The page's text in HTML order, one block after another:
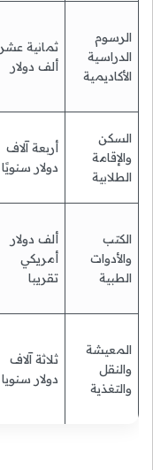
الرسوم
الدراسية
الأكاديمية
ثمانية عشر
ألف دولار
السكن
والإقامة
الطلابية
أربعة آلاف
دولار سنويًا
الكتب
والأدوات
الطبية
ألف دولار
أمريكي
تقريبا
المعيشة
والنقل
والتغذية
ثلاثة آلاف
دولار سنويا